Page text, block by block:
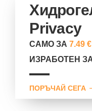
Privacy
САМО ЗА7.49 €
ИЗРАБОТЕН
ПОРЪЧАЙ СЕГА